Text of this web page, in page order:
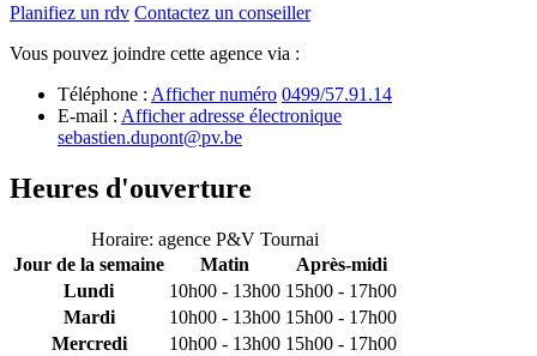
Planifiez un rdv Contactez un conseiller
Vous pouvez joindre cette agence via :
Téléphone : Afficher numéro 0499/57.91.14
E-mail : Afficher adresse électronique
sebastien.dupont@pv.be
Heures d'ouverture
Horaire: agence P&V Tournai
Jour de la semaine
Matin
Après-midi
Lundi
10h00 - 13h00 15h00 - 17h00
Mardi
10h00 - 13h00 15h00 - 17h00
Mercredi
10h00 - 13h00 15h00 - 17h00